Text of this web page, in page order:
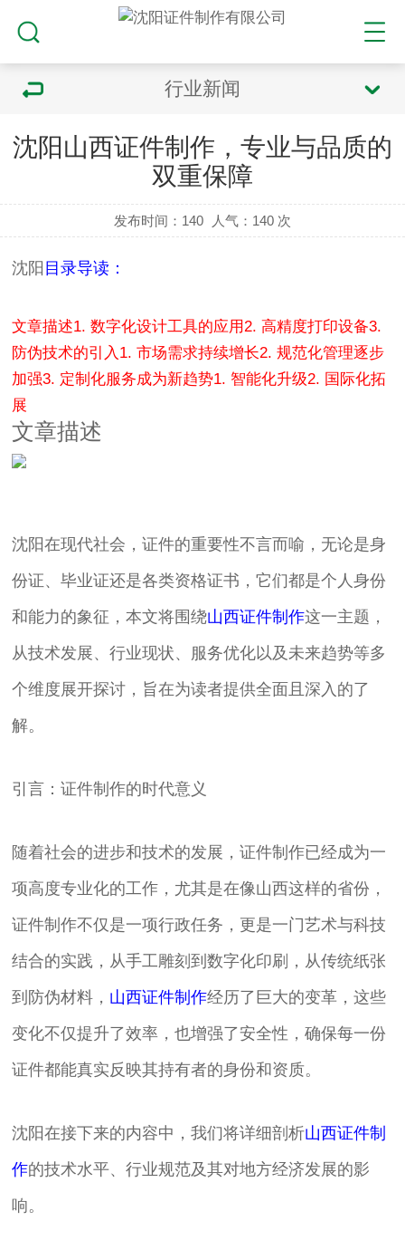
行业新闻
沈阳山西证件制作，专业与品质的
双重保障
发布时间：140 人气： 140 次
沈阳 目录导读：
文章描述1. 数字化设计工具的应用2. 高精度打印设备3.
防伪技术的引入 1. 市场需求持续增长2. 规范化管理逐步
加强3. 定制化服务成为新趋势1. 智能化升级2. 国际化拓
展
文章描述
沈阳在现代社会，证件的重要性不言而喻，无论是身
份证、毕业证还是各类资格证书，它们都是个人身份
和能力的象征，本文将围绕山西证件制作这一主题，
从技术发展、行业现状、服务优化以及未来趋势等多
个维度展开探讨，旨在为读者提供全面且深入的了
解。
引言：证件制作的时代意义
随着社会的进步和技术的发展，证件制作已经成为一
项高度专业化的工作，尤其是在像山西这样的省份，
证件制作不仅是一项行政任务，更是一门艺术与科技
结合的实践，从手工雕刻到数字化印刷，从传统纸张
到防伪材料， 山西证件制作经历了巨大的变革，这些
变化不仅提升了效率，也增强了安全性，确保每一份
证件都能真实反映其持有者的身份和资质。
沈阳在接下来的内容中，我们将详细剖析山西证件制
作的技术水平、行业规范及其对地方经济发展的影
响。